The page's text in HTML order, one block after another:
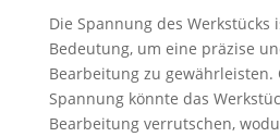
Die Spannung des
Bedeutung, um eine präzise
Bearbeitung zu gewährleisten.
Spannung könnte das
Bearbeitung verrutschen,